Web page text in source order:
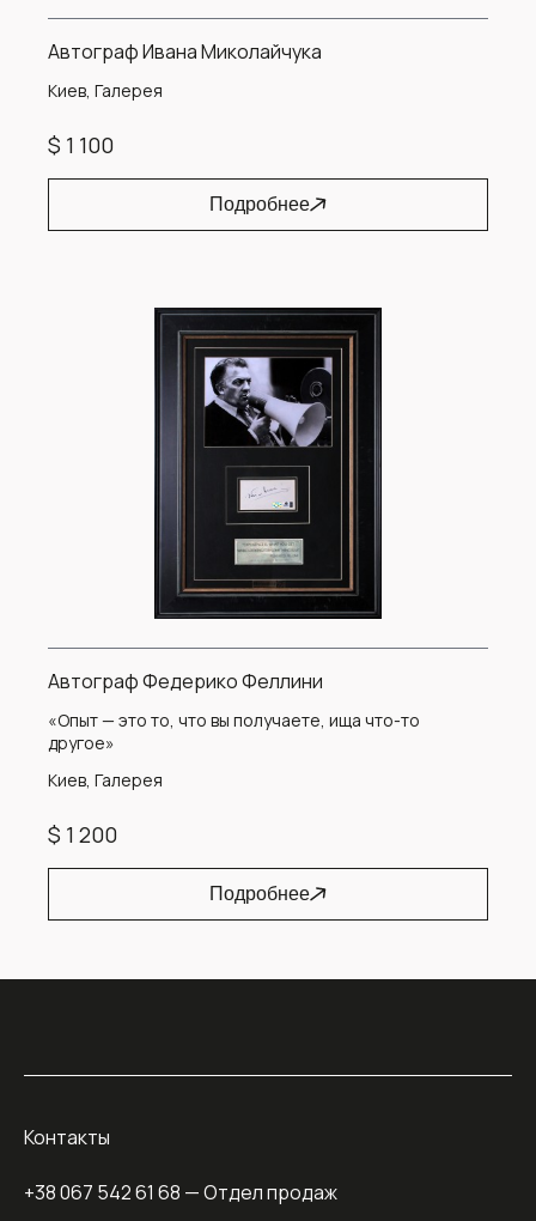
Автограф Ивана Миколайчука
Киев, Галерея
$ 1 100
Подробнее
Автограф Федерико Феллини
«Опыт — это то, что вы получаете, ища что-то
другое»
Киев, Галерея
$ 1 200
Подробнее
Контакты
+38 067 542 61 68 — Отдел продаж